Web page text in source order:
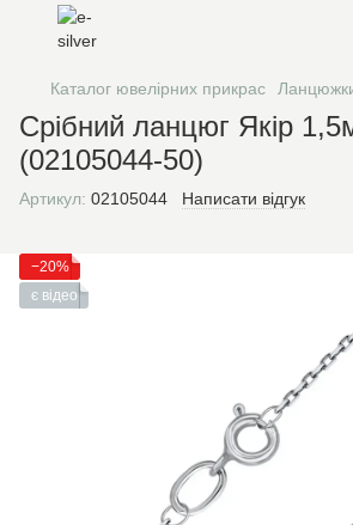
Каталог ювелірних прикрас
Срібний ланцюг Якір
(02105044-50)
Артикул: 02105044 Написати відгук
−20%
є відео